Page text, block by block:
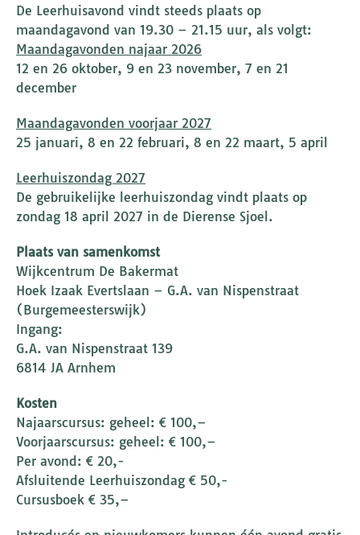
De Leerhuisavond vindt steeds plaats op
maandagavond van 19.30 – 21.15 uur, als volgt:
Maandagavonden najaar 2026
12 en 26 oktober, 9 en 23 november, 7 en 21
december
Maandagavonden voorjaar 2027
25 januari, 8 en 22 februari, 8 en 22 maart, 5 april
Leerhuiszondag 2027
De gebruikelijke leerhuiszondag vindt plaats op
zondag 18 april 2027 in de Dierense Sjoel.
Plaats van samenkomst
Wijkcentrum De Bakermat
Hoek Izaak Evertslaan – G.A. van Nispenstraat
(Burgemeesterswijk)
Ingang:
G.A. van Nispenstraat 139
6814 JA Arnhem
Kosten
Najaarscursus: geheel: € 100,–
Voorjaarscursus: geheel: € 100,–
Per avond: € 20,-
Afsluitende Leerhuiszondag € 50,-
Cursusboek € 35,–